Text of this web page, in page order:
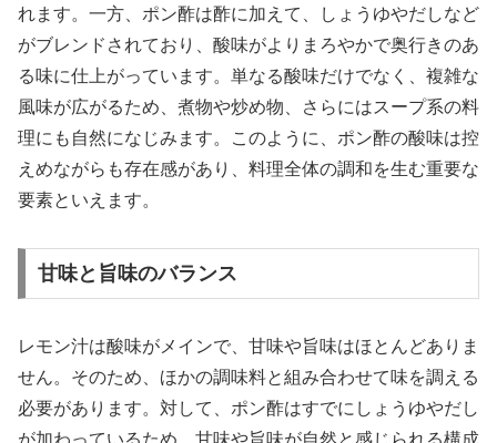
れます。一方、ポン酢は酢に加えて、しょうゆやだしなど
がブレンドされており、酸味がよりまろやかで奥行きのあ
る味に仕上がっています。単なる酸味だけでなく、複雑な
風味が広がるため、煮物や炒め物、さらにはスープ系の料
理にも自然になじみます。このように、ポン酢の酸味は控
えめながらも存在感があり、料理全体の調和を生む重要な
要素といえます。
甘味と旨味のバランス
レモン汁は酸味がメインで、甘味や旨味はほとんどありま
せん。そのため、ほかの調味料と組み合わせて味を調える
必要があります。対して、ポン酢はすでにしょうゆやだし
が加わっているため、甘味や旨味が自然と感じられる構成